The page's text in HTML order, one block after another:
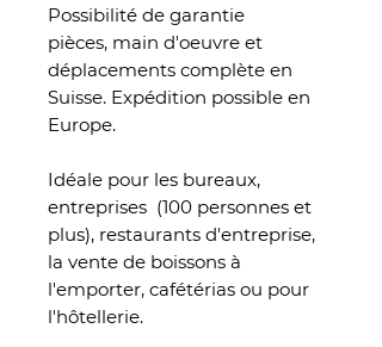
Possibilité de garantie
pièces, main d'oeuvre et
déplacements complète en
Suisse. Expédition possible en
Europe.
Idéale pour les bureaux,
entreprises (100 personnes et
plus), restaurants d'entreprise,
la vente de boissons à
l'emporter, cafétérias ou pour
l'hôtellerie.